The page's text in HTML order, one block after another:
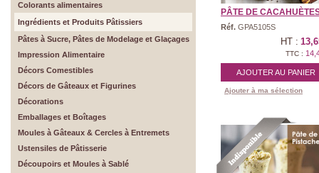
Colorants alimentaires
Ingrédients et Produits Pâtissiers
Pâtes à Sucre, Pâtes de Modelage et Glaçages
Impression Alimentaire
Décors Comestibles
Décors de Gâteaux et Figurines
Décorations
Emballages et Boîtages
Moules à Gâteaux & Cercles à Entremets
Ustensiles de Pâtisserie
Découpoirs et Moules à Sablé
PÂTE DE
Réf. GPA5105S
HT :
TTC :
AJOUTER AU PANIER
Ajouter à ma sélection